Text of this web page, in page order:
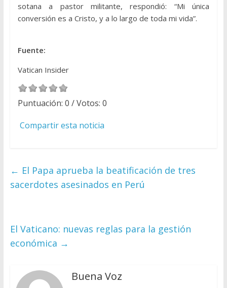
sotana a pastor militante, respondió: “Mi única
conversión es a Cristo, y a lo largo de toda mi vida”.
Fuente:
Vatican Insider
Puntuación: 0 / Votos: 0
Compartir esta noticia
← El Papa aprueba la beatificación de tres
sacerdotes asesinados en Perú
El Vaticano: nuevas reglas para la gestión
económica →
Buena Voz